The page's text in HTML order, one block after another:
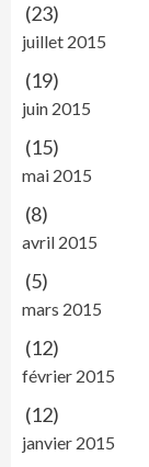
(23)
juillet 2015
(19)
juin 2015
(15)
mai 2015
(8)
avril 2015
(5)
mars 2015
(12)
février 2015
(12)
janvier 2015